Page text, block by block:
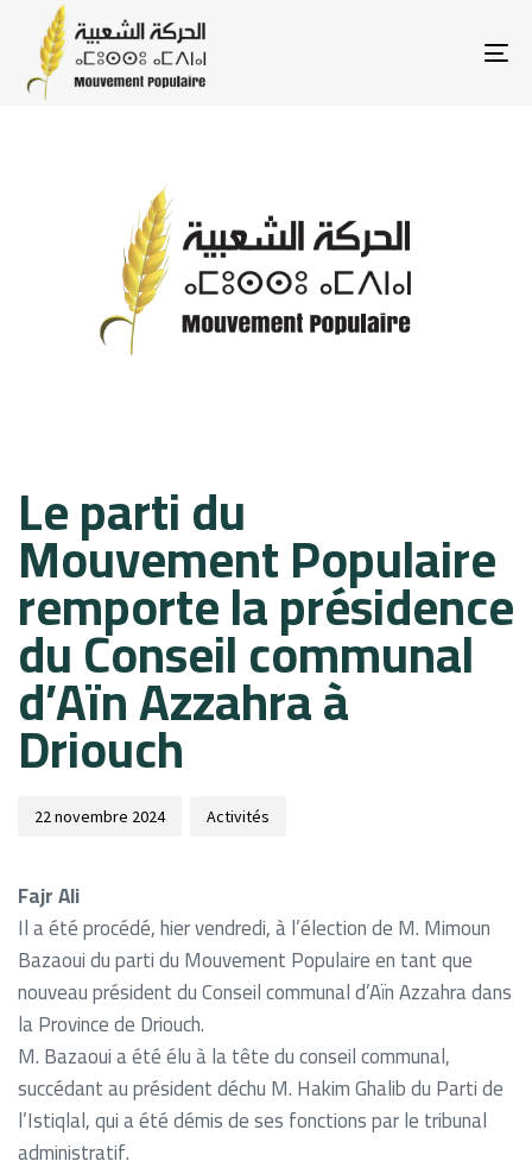
Le parti du
Mouvement Populaire
remporte la présidence
du Conseil communal
d’Aïn Azzahra à
Driouch
on:
22 novembre 2024 Activités
Fajr Ali
Il a été procédé, hier vendredi, à l’élection de M. Mimoun
Bazaoui du parti du Mouvement Populaire en tant que
nouveau président du Conseil communal d’Aïn Azzahra dans
la Province de Driouch.
M. Bazaoui a été élu à la tête du conseil communal,
succédant au président déchu M. Hakim Ghalib du Parti de
l’Istiqlal, qui a été démis de ses fonctions par le tribunal
administratif.